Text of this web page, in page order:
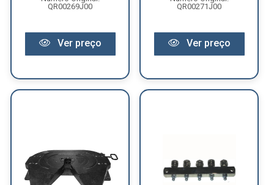
QR00269J00
Ver preço
QR00271J00
Ver preço